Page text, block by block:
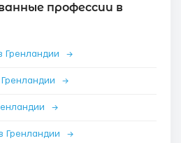
профессии в
Гренландии →
→
→
Гренландии →